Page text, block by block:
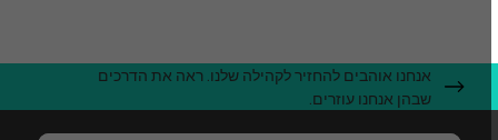
אנחנו אוהבים להחזיר לקהילה שלנו. ראה את הדרכים
שבהן אנחנו עוזרים.